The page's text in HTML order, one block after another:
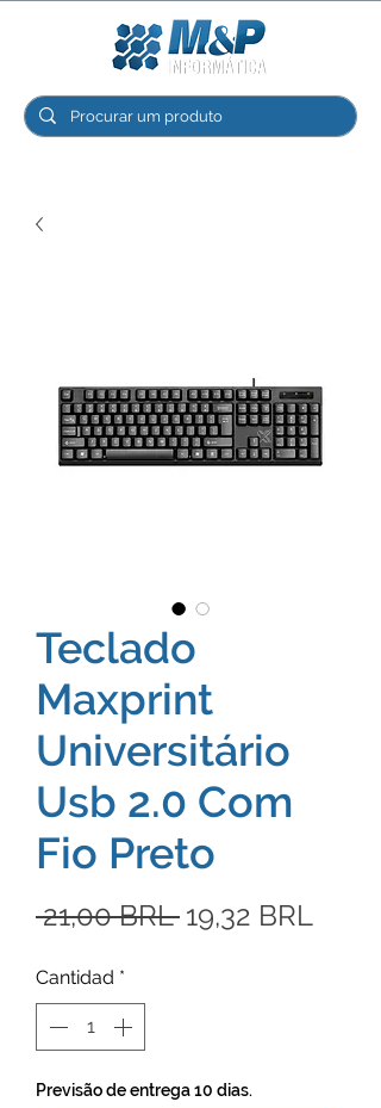
Teclado
Maxprint
Universitário
Usb 2.0 Com
Fio Preto
21,00 BRL Precio
19,32 BRLPrecio
Cantidad *
Previsão de entrega 10 dias.